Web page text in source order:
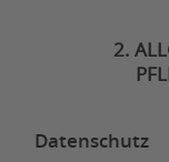
2.
Datenschutz